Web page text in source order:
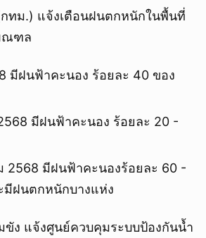
ทม.) แจ้งเตือนฝนตกหนักในพื้นที่
ณฑล
มีฝนฟ้าคะนอง ร้อยละ 40 ของ
มีฝนฟ้าคะนอง ร้อยละ 20 -
2568 มีฝนฟ้าคะนองร้อยละ 60 -
ฝนตกหนักบางแห่ง
ขัง แจ้งศูนย์ควบคุมระบบป้องกันน้ำ